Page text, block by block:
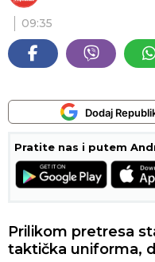
09:35
Dodaj
Pratite nas i putem
Prilikom pretresa
taktička uniforma,